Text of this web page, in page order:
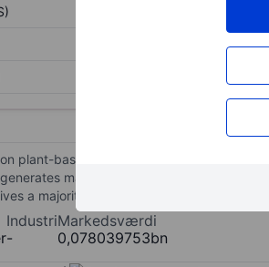
plant-based food products and is firmly
maximum revenue from the
a majority of its revenue from Finland
Industri
-
Markedsværdi
0,078039753bn